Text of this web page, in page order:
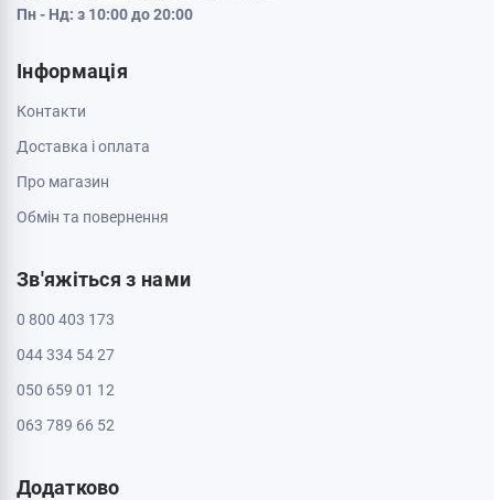
Пн - Нд: з 10:00 до 20:00
Інформація
Контакти
Доставка і оплата
Про магазин
Обмін та повернення
Зв'яжіться з нами
0 800 403 173
044 334 54 27
050 659 01 12
063 789 66 52
Додатково